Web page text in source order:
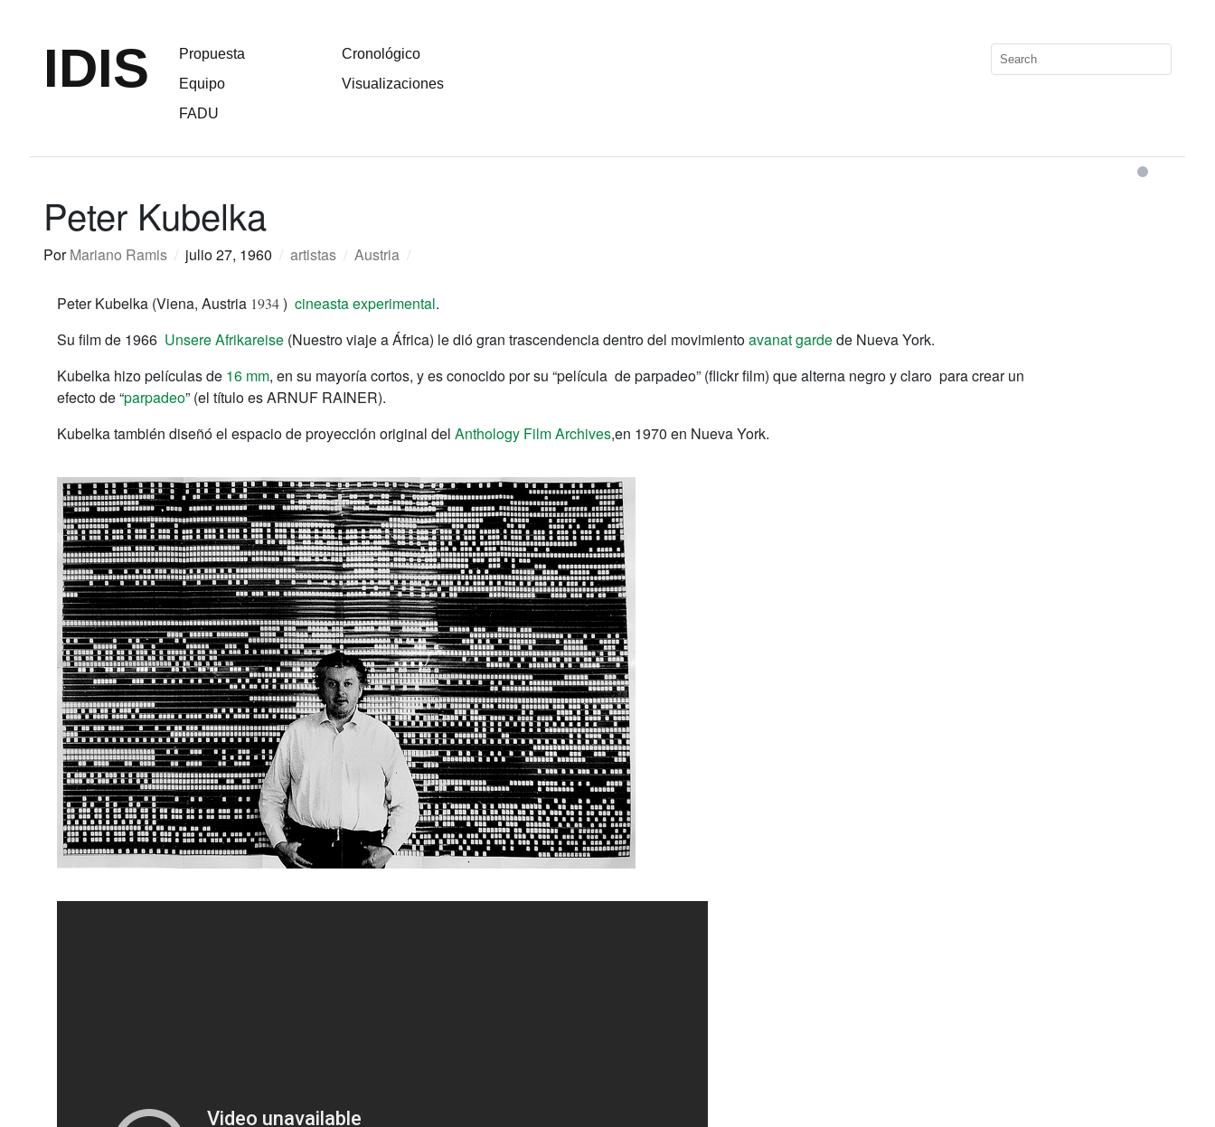
IDIS
Propuesta
Equipo
FADU
Cronológico
Visualizaciones
Peter Kubelka
PorMariano Ramis / julio 27, 1960 / artistas / Austria /
Peter Kubelka (Viena, Austria 1934) cineasta experimental.
Su film de 1966 Unsere Afrikareise (Nuestro viaje a África) le dió gran trascendencia dentro del movimientoavanat gardede Nueva York.
Kubelka hizo películas de 16 mm, en su mayoría cortos, y es conocido por su “película de parpadeo” (flickr film) que alterna negro y claro para crear un
efecto de “parpadeo” (el título es ARNUF RAINER).
Kubelka también diseñó el espacio de proyección original del Anthology Film Archives,en 1970 en Nueva York.